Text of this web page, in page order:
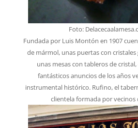
Foto:
Fundada por Luis Montón en 1907
de mármol, unas puertas con cristales
unas mesas con tableros de
fantásticos anuncios de los años
instrumental histórico. Rufino, el
clientela formada por vecinos